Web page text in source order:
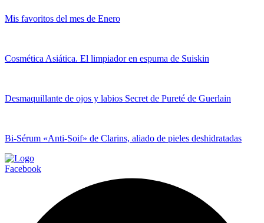
Mis favoritos del mes de Enero
Cosmética Asiática. El limpiador en espuma de Suiskin
Desmaquillante de ojos y labios Secret de Pureté de Guerlain
Bi-Sérum «Anti-Soif» de Clarins, aliado de pieles deshidratadas
Facebook